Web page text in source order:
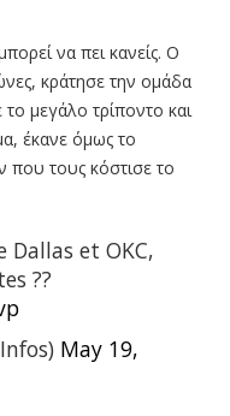
να πει κανείς. Ο
κράτησε την ομάδα
μεγάλο τρίποντο και
έκανε όμως το
που τους κόστισε το
et OKC,
??
May 19,